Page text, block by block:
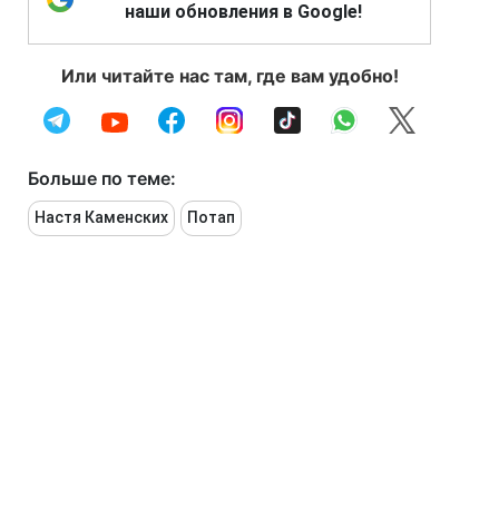
наши обновления в Google!
Или читайте нас там, где вам удобно!
Больше по теме:
Настя Каменских Потап